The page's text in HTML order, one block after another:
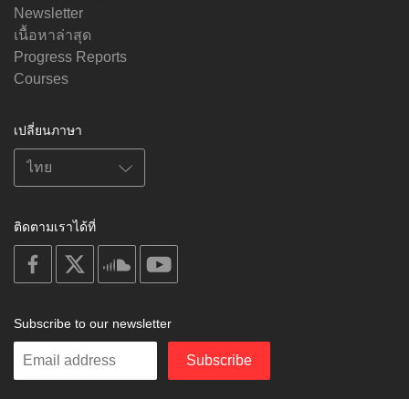
Newsletter
เนื้อหาล่าสุด
Progress Reports
Courses
เปลี่ยนภาษา
ติดตามเราได้ที่
on
facebook
soundcloud
Subscribe to our newsletter
Enter
Subscribe